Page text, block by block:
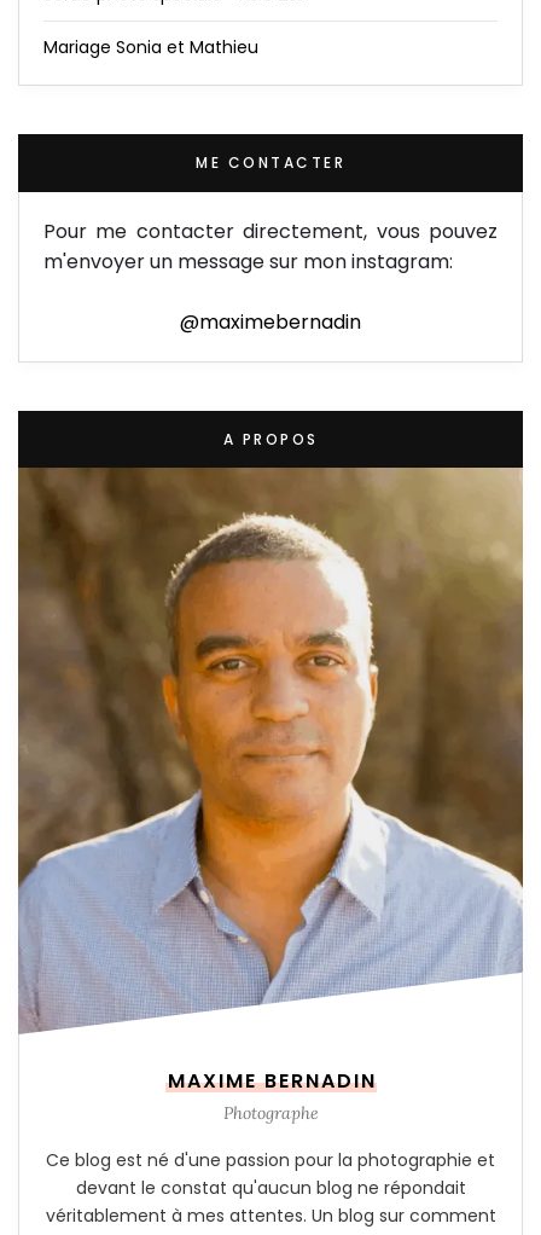
Mariage Sonia et Mathieu
ME CONTACTER
Pour me contacter directement, vous pouvez
m'envoyer un message sur mon instagram:
@maximebernadin
A PROPOS
MAXIME BERNADIN
Photographe
Ce blog est né d'une passion pour la photographie et
devant le constat qu'aucun blog ne répondait
véritablement à mes attentes. Un blog sur comment